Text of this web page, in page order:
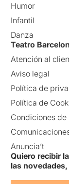
Humor
Infantil
Danza
Teatro
Atención al
Aviso legal
Política de
Política de
Condiciones de
Anuncia’t
Quiero recibir
las